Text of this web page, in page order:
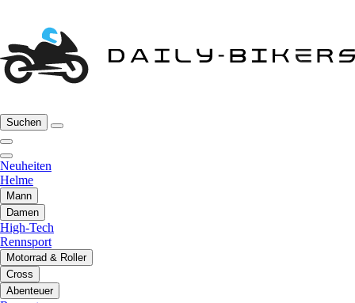
Suchen
Neuheiten
Helme
Mann
Damen
High-Tech
Rennsport
Motorrad & Roller
Cross
Abenteuer